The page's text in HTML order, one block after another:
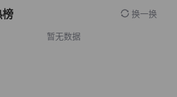
榜 换一换
暂无数据